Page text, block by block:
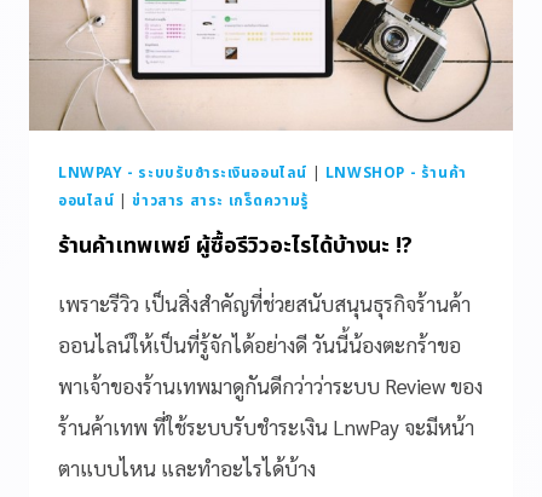
LNWPAY - ระบบรับชำระเงินออนไลน์ | LNWSHOP - ร้านค้า
ออนไลน์ |ข่าวสาร สาระ เกร็ดความรู้
ร้านค้าเทพเพย์ ผู้ซื้อรีวิวอะไรได้บ้างนะ !?
เพราะรีวิว เป็นสิ่งสำคัญที่ช่วยสนับสนุนธุรกิจร้านค้า
ออนไลน์ให้เป็นที่รู้จักได้อย่างดี วันนี้น้องตะกร้าขอ
พาเจ้าของร้านเทพมาดูกันดีกว่าว่าระบบ Review ของ
ร้านค้าเทพ ที่ใช้ระบบรับชำระเงิน LnwPay จะมีหน้า
ตาแบบไหน และทำอะไรได้บ้าง